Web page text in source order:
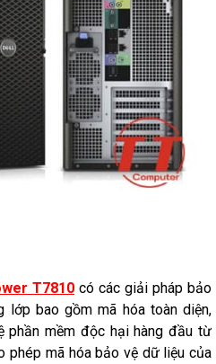
T7810 có các giải pháp bảo
bao gồm mã hóa toàn diện,
phần mềm độc hại hàng đầu từ
phép mã hóa bảo vệ dữ liệu của